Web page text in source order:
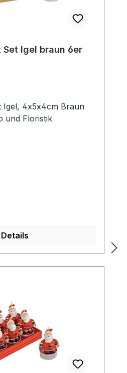
Set Igel braun 6er
Igel, 4x5x4cm Braun
und Floristik
Details